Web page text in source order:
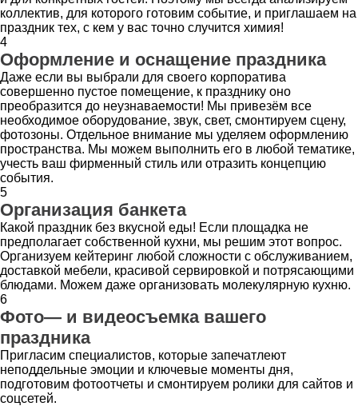
коллектив, для которого готовим событие, и приглашаем на
праздник тех, с кем у вас точно случится химия!
4
Оформление и оснащение праздника
Даже если вы выбрали для своего корпоратива
совершенно пустое помещение, к празднику оно
преобразится до неузнаваемости! Мы привезём все
необходимое оборудование, звук, свет, смонтируем сцену,
фотозоны. Отдельное внимание мы уделяем оформлению
пространства. Мы можем выполнить его в любой тематике,
учесть ваш фирменный стиль или отразить концепцию
события.
5
Организация банкета
Какой праздник без вкусной еды! Если площадка не
предполагает собственной кухни, мы решим этот вопрос.
Организуем кейтеринг любой сложности с обслуживанием,
доставкой мебели, красивой сервировкой и потрясающими
блюдами. Можем даже организовать молекулярную кухню.
6
Фото— и видеосъемка вашего
праздника
Пригласим специалистов, которые запечатлеют
неподдельные эмоции и ключевые моменты дня,
подготовим фотоотчеты и смонтируем ролики для сайтов и
соцсетей.